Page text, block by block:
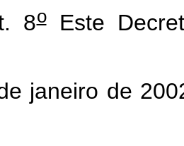
oEste
janeiro de